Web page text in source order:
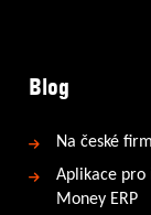
Blog
Na české
Aplikace pro
Money ERP